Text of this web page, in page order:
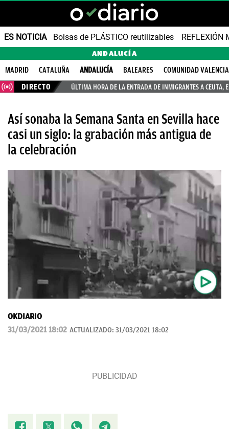
ES NOTICIA Bolsas de PLÁSTICO reutilizables REFLEXIÓN
ANDALUCÍA
MADRID CATALUÑA ANDALUCÍA BALEARES
COMUNIDAD
DIRECTO
ÚLTIMA HORA DE LA ENTRADA DE INMIGRANTES A CEUTA,
Así sonaba la Semana Santa en Sevilla hace
casi un siglo: la grabación más antigua de
la celebración
OKDIARIO
31/03/2021 18:02 ACTUALIZADO: 31/03/2021 18:02